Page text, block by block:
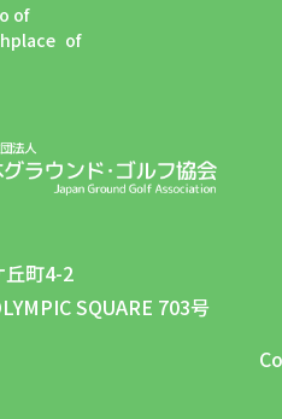
of
of
丘町4-2
SQUARE 703号